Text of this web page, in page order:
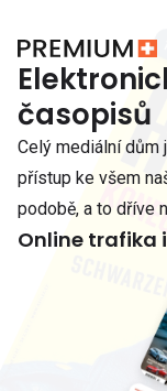
časopisů
Celý mediální dům
přístup ke všem
podobě, a to dříve
Online trafika